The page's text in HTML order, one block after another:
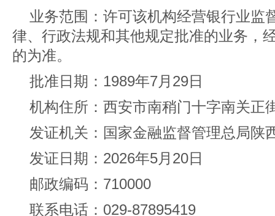
业务范围：许可该机构经营银行业监
律、行政法规和其他规定批准的业务，
的为准。
批准日期：1989年7月29日
机构住所：西安市南稍门十字南关正
发证机关：国家金融监督管理总局陕
发证日期：2026年5月20日
邮政编码：710000
联系电话：029-87895419